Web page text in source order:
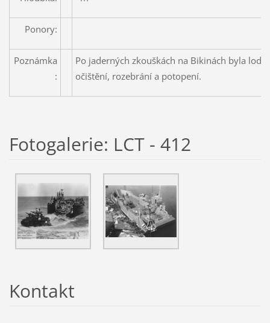
Ponory:
Poznámka
:
Po jaderných zkouškách na Bikinách byla loď
očištění, rozebrání a potopení.
Fotogalerie: LCT - 412
Kontakt